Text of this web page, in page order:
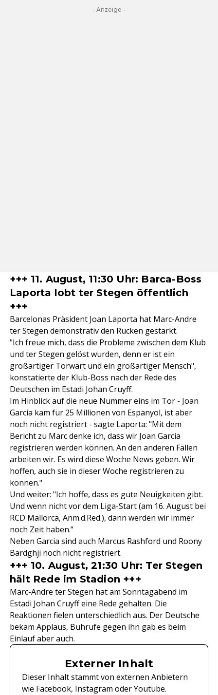
- Anzeige -
+++ 11. August, 11:30 Uhr: Barca-Boss
Laporta lobt ter Stegen öffentlich
+++
Barcelonas Präsident Joan Laporta hat Marc-Andre
ter Stegen demonstrativ den Rücken gestärkt.
"Ich freue mich, dass die Probleme zwischen dem Klub
und ter Stegen gelöst wurden, denn er ist ein
großartiger Torwart und ein großartiger Mensch",
konstatierte der Klub-Boss nach der Rede des
Deutschen im Estadi Johan Cruyff.
Im Hinblick auf die neue Nummer eins im Tor - Joan
Garcia kam für 25 Millionen von Espanyol, ist aber
noch nicht registriert - sagte Laporta: "Mit dem
Bericht zu Marc denke ich, dass wir Joan Garcia
registrieren werden können. An den anderen Fällen
arbeiten wir. Es wird diese Woche News geben. Wir
hoffen, auch sie in dieser Woche registrieren zu
können."
Und weiter: "Ich hoffe, dass es gute Neuigkeiten gibt.
Und wenn nicht vor dem Liga-Start (am 16. August bei
RCD Mallorca, Anm.d.Red.), dann werden wir immer
noch Zeit haben."
Neben Garcia sind auch Marcus Rashford und Roony
Bardghji noch nicht registriert.
+++ 10. August, 21:30 Uhr: Ter Stegen
hält Rede im Stadion +++
Marc-Andre ter Stegen hat am Sonntagabend im
Estadi Johan Cruyff eine Rede gehalten. Die
Reaktionen fielen unterschiedlich aus. Der Deutsche
bekam Applaus, Buhrufe gegen ihn gab es beim
Einlauf aber auch.
Externer Inhalt
Dieser Inhalt stammt von externen Anbietern
wie Facebook, Instagram oder Youtube.